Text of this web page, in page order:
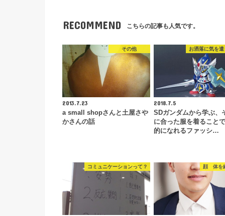
RECOMMEND こちらの記事も人気です。
その他
2013.7.23
a small shopさんと土屋さや
かさんの話
お洒落に気を遣
2018.7.5
SDガンダムから学ぶ、
に合った服を着ること
的になれるファッシ…
コミュニケーションって？ 顔 体を